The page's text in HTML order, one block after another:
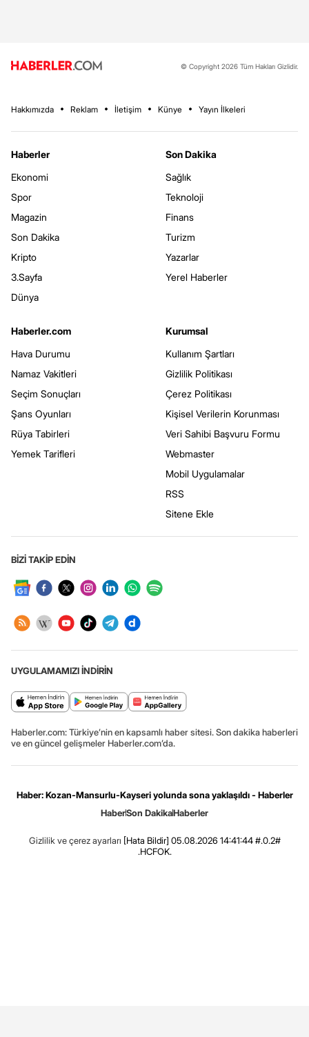
© Copyright 2026 Tüm Hakları Gizlidir.
Hakkımızda Reklam İletişim Künye Yayın İlkeleri
Haberler
Ekonomi
Spor
Magazin
Son Dakika
Kripto
3.Sayfa
Dünya
Son Dakika
Sağlık
Teknoloji
Finans
Turizm
Yazarlar
Yerel Haberler
Haberler.com
Hava Durumu
Namaz Vakitleri
Seçim Sonuçları
Şans Oyunları
Rüya Tabirleri
Yemek Tarifleri
Kurumsal
Kullanım Şartları
Gizlilik Politikası
Çerez Politikası
Kişisel Verilerin Korunması
Veri Sahibi Başvuru Formu
Webmaster
Mobil Uygulamalar
RSS
Sitene Ekle
BİZİ TAKİP EDİN
UYGULAMAMIZI İNDİRİN
Haberler.com: Türkiye’nin en kapsamlı haber sitesi. Son dakika haberleri
ve en güncel gelişmeler Haberler.com’da.
Haber: Kozan-Mansurlu-Kayseri yolunda sona yaklaşıldı - Haberler
HaberSon DakikaHaberler
Gizlilik ve çerez ayarları [Hata Bildir] 05.08.2026 14:41:44 #.0.2#
.HCFOK.